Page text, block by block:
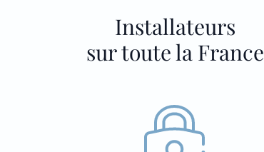
Installateurs
sur toute la France